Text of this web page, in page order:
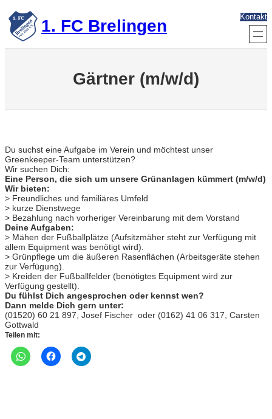
Zum
Inhalt
springen 1. FC Brelingen Kontakt
Gärtner (m/w/d)
Du suchst eine Aufgabe im Verein und möchtest unser
Greenkeeper-Team unterstützen?
Wir suchen Dich:
Eine Person, die sich um unsere Grünanlagen kümmert (m/w/d)
Wir bieten:
> Freundliches und familiäres Umfeld
> kurze Dienstwege
> Bezahlung nach vorheriger Vereinbarung mit dem Vorstand
Deine Aufgaben:
> Mähen der Fußballplätze (Aufsitzmäher steht zur Verfügung mit
allem Equipment was benötigt wird).
> Grünpflege um die äußeren Rasenflächen (Arbeitsgeräte stehen
zur Verfügung).
> Kreiden der Fußballfelder (benötigtes Equipment wird zur
Verfügung gestellt).
Du fühlst Dich angesprochen oder kennst wen?
Dann melde Dich gern unter:
(01520) 60 21 897, Josef Fischer oder (0162) 41 06 317, Carsten
Gottwald
Teilen mit: